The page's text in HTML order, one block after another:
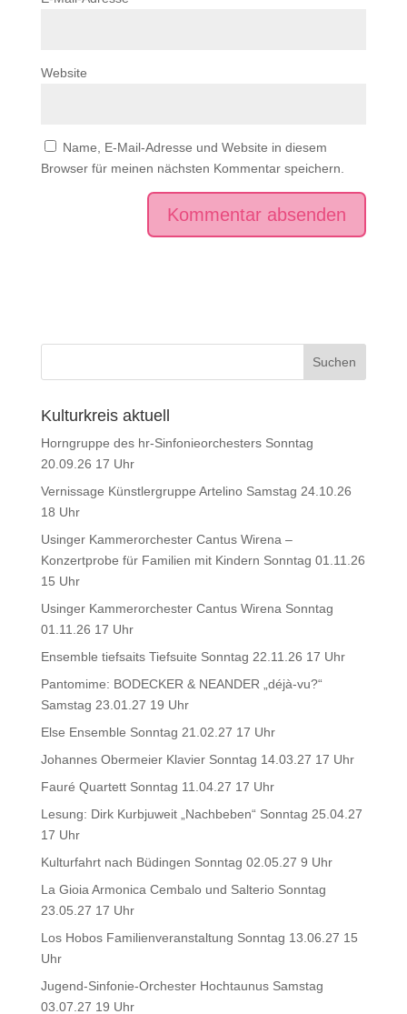
Website
Name, E-Mail-Adresse und Website in diesem
Browser für meinen nächsten Kommentar speichern.
Kulturkreis aktuell
Horngruppe des hr-Sinfonieorchesters Sonntag
20.09.26 17 Uhr
Vernissage Künstlergruppe Artelino Samstag 24.10.26
18 Uhr
Usinger Kammerorchester Cantus Wirena –
Konzertprobe für Familien mit Kindern Sonntag 01.11.26
15 Uhr
Usinger Kammerorchester Cantus Wirena Sonntag
01.11.26 17 Uhr
Ensemble tiefsaits Tiefsuite Sonntag 22.11.26 17 Uhr
Pantomime: BODECKER & NEANDER „déjà-vu?“
Samstag 23.01.27 19 Uhr
Else Ensemble Sonntag 21.02.27 17 Uhr
Johannes Obermeier Klavier Sonntag 14.03.27 17 Uhr
Fauré Quartett Sonntag 11.04.27 17 Uhr
Lesung: Dirk Kurbjuweit „Nachbeben“ Sonntag 25.04.27
17 Uhr
Kulturfahrt nach Büdingen Sonntag 02.05.27 9 Uhr
La Gioia Armonica Cembalo und Salterio Sonntag
23.05.27 17 Uhr
Los Hobos Familienveranstaltung Sonntag 13.06.27 15
Uhr
Jugend-Sinfonie-Orchester Hochtaunus Samstag
03.07.27 19 Uhr